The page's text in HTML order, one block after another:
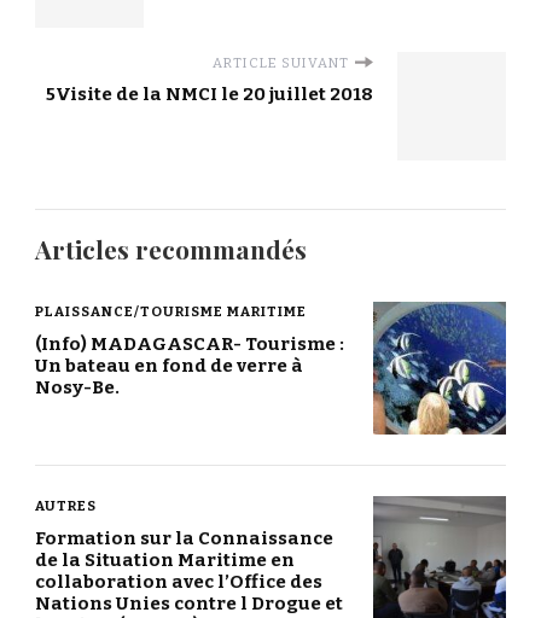
ARTICLE SUIVANT
5Visite de la NMCI le 20 juillet 2018
Articles recommandés
PLAISSANCE/TOURISME MARITIME
(Info) MADAGASCAR- Tourisme :
Un bateau en fond de verre à
Nosy-Be.
AUTRES
Formation sur la Connaissance
de la Situation Maritime en
collaboration avec l’Office des
Nations Unies contre l Drogue et